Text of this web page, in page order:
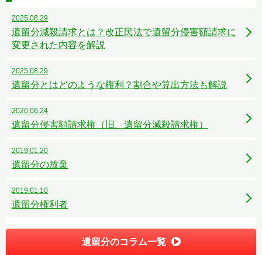
2025.08.29
遺留分減殺請求とは？改正民法で遺留分侵害額請求に
変更された内容を解説
2025.08.29
遺留分とはどのような権利？割合や算出方法も解説
2020.06.24
遺留分侵害額請求権（旧、遺留分減殺請求権）
2019.01.20
遺留分の放棄
2019.01.10
遺留分権利者
遺留分のコラム一覧